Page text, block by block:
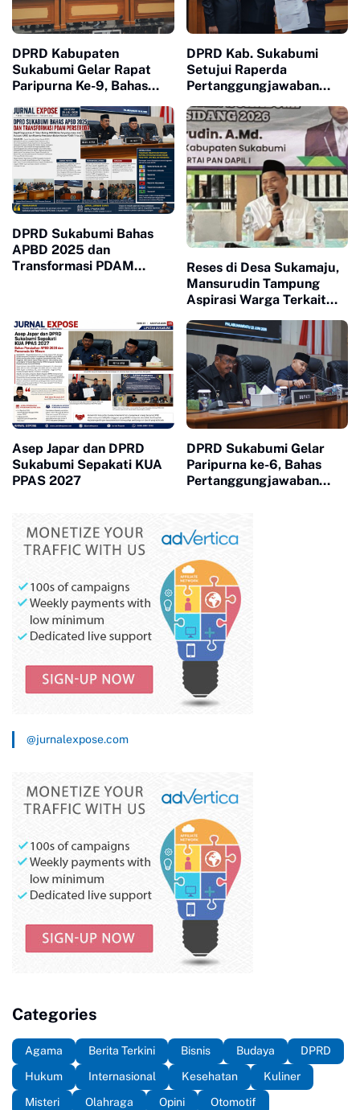
DPRD Kabupaten
Sukabumi Gelar Rapat
Paripurna Ke-9, Bahas
2027 hingga Perubahan
Alat Kelengkapan Dewan
DPRD Kab. Sukabumi
Setujui Raperda
Pertanggungjawaban
Kembali Raih Opini WTP
DPRD Sukabumi Bahas
APBD 2025 dan
Transformasi PDAM
Reses di Desa Sukamaju,
Mansurudin Tampung
Aspirasi Warga Terkait
Asep Japar dan DPRD
Sukabumi Sepakati KUA
PPAS 2027
DPRD Sukabumi Gelar
Paripurna ke-6, Bahas
Pertanggungjawaban
@jurnalexpose.com
Categories
Agama Berita Terkini Bisnis Budaya
DPRD
Hukum
Internasional Kesehatan
Kuliner
Misteri
Olahraga Opini
Otomotif